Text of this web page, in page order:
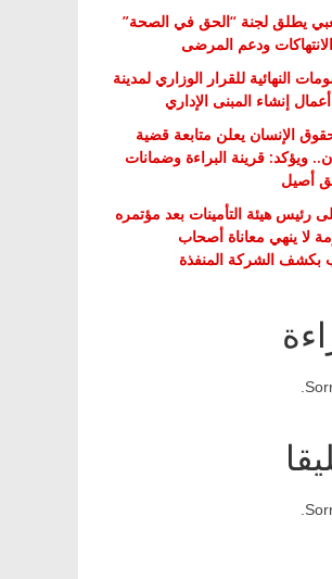
يطلق لجنة “الحق في الصحة”
ودعم المرضى
النهائية للقرار الوزاري لمدينة
إنشاء المبنى الإداري
الإنسان يعلن متابعة قضية
ويؤكد: قرينة البراءة وضمانات
أصيل
رئيس هيئة التأمينات بعد مؤتمره
لا ينهي معاناة أصحاب
بكشف الشركة المنفذة